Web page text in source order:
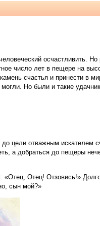
осчастливить.
число лет в пещере на
счастья и принести в
Но были и такие
отважным искателем
а добраться до пещеры
Отец! Отзовись!»
сын мой?»